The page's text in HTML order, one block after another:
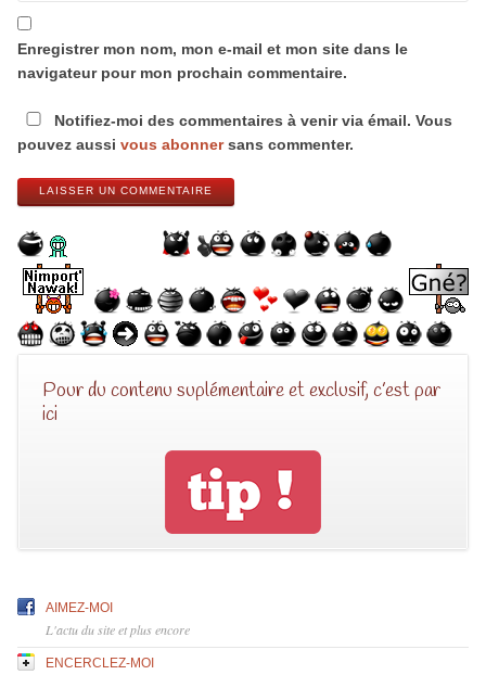
Enregistrer mon nom, mon e-mail et mon site dans le
navigateur pour mon prochain commentaire.
Notifiez-moi des commentaires à venir via émail. Vous
pouvez aussi vous abonnersans commenter.
LAISSER UN COMMENTAIRE
Pour du contenu suplémentaire et exclusif, c’est par
ici
AIMEZ-MOI
L'actu du site et plus encore
ENCERCLEZ-MOI